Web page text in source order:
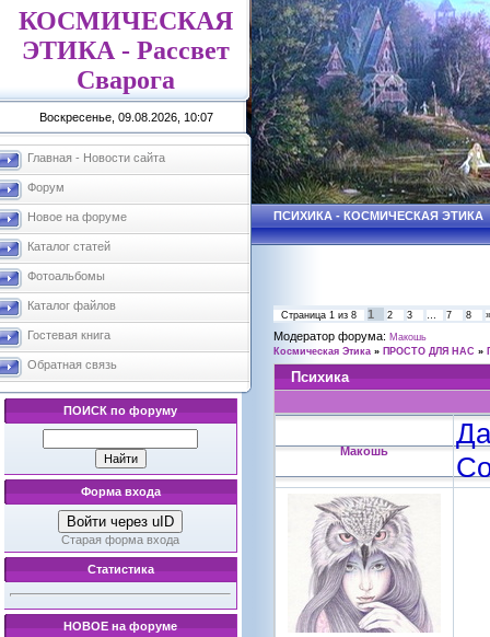
КОСМИЧЕСКАЯ
ЭТИКА - Рассвет
Сварога
Воскресенье, 09.08.2026, 10:07
Главная - Новости сайта
Форум
Новое на форуме
Каталог статей
Фотоальбомы
Каталог файлов
Гостевая книга
Обратная связь
ПОИСК по форуму
Форма входа
Войти через uID
Старая форма входа
Статистика
НОВОЕ на форуме
ПСИХИКА - КОСМИЧЕСКАЯ ЭТИКА
Страница 1 из 8 1 2 3 … 7 8 »
Модератор форума: Макошь
Космическая Этика » ПРОСТО ДЛЯ НАС »
Психика
Макошь